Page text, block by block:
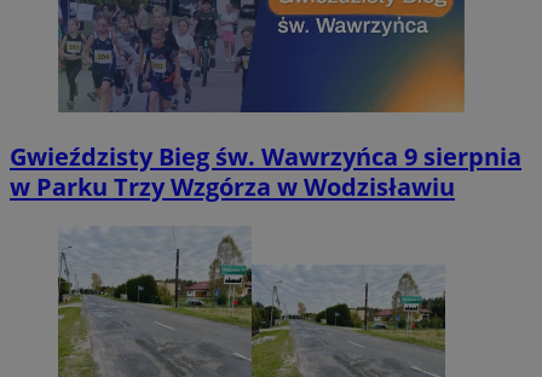
Gwieździsty Bieg św. Wawrzyńca 9 sierpnia
w Parku Trzy Wzgórza w Wodzisławiu